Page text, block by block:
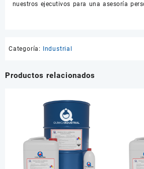
nuestros ejecutivos para una asesoría
Categoría: Industrial
Productos relacionados